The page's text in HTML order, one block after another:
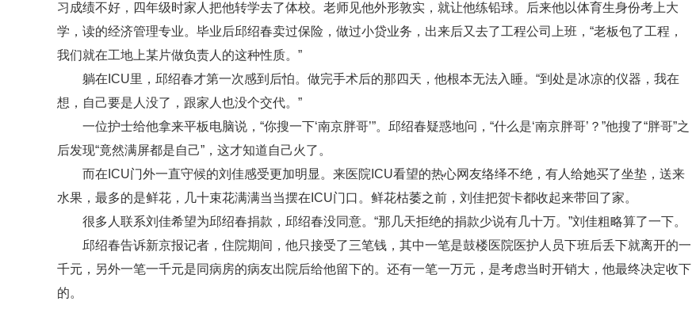
习成绩不好，四年级时家人把他转学去了体校。老师见他外形敦实，就让他练铅球。后来他以体育生身份考上大
学，读的经济管理专业。毕业后邱绍春卖过保险，做过小贷业务，出来后又去了工程公司上班，“老板包了工程，
我们就在工地上某片做负责人的这种性质。”
躺在ICU里，邱绍春才第一次感到后怕。做完手术后的那四天，他根本无法入睡。“到处是冰凉的仪器，我在
想，自己要是人没了，跟家人也没个交代。”
一位护士给他拿来平板电脑说，“你搜一下‘南京胖哥’”。邱绍春疑惑地问，“什么是‘南京胖哥’？”他搜了“胖哥”之
后发现“竟然满屏都是自己”，这才知道自己火了。
而在ICU门外一直守候的刘佳感受更加明显。来医院ICU看望的热心网友络绎不绝，有人给她买了坐垫，送来
水果，最多的是鲜花，几十束花满满当当摆在ICU门口。鲜花枯萎之前，刘佳把贺卡都收起来带回了家。
很多人联系刘佳希望为邱绍春捐款，邱绍春没同意。“那几天拒绝的捐款少说有几十万。”刘佳粗略算了一下。
邱绍春告诉新京报记者，住院期间，他只接受了三笔钱，其中一笔是鼓楼医院医护人员下班后丢下就离开的一
千元，另外一笔一千元是同病房的病友出院后给他留下的。还有一笔一万元，是考虑当时开销大，他最终决定收下
的。